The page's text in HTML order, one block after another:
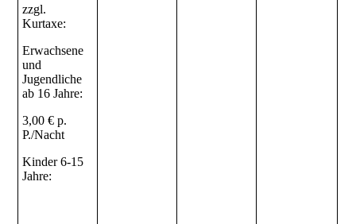
zzgl.
Kurtaxe:
Erwachsene
und
Jugendliche
ab 16 Jahre:
3,00 € p.
P./Nacht
Kinder 6-15
Jahre: